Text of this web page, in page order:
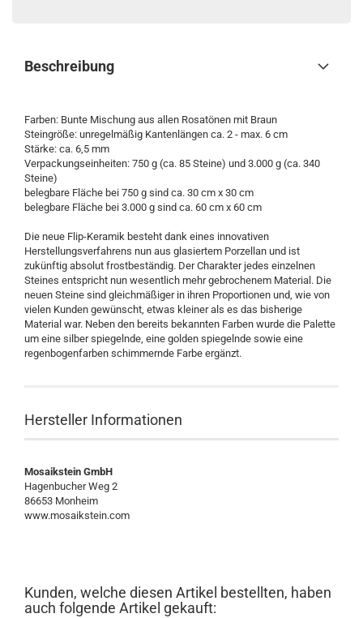
Beschreibung
Farben: Bunte Mischung aus allen Rosatönen mit Braun
Steingröße: unregelmäßig Kantenlängen ca. 2 - max. 6 cm
Stärke: ca. 6,5 mm
Verpackungseinheiten: 750 g (ca. 85 Steine) und 3.000 g (ca. 340
Steine)
belegbare Fläche bei 750 g sind ca. 30 cm x 30 cm
belegbare Fläche bei 3.000 g sind ca. 60 cm x 60 cm
Die neue Flip-Keramik besteht dank eines innovativen
Herstellungsverfahrens nun aus glasiertem Porzellan und ist
zukünftig absolut frostbeständig. Der Charakter jedes einzelnen
Steines entspricht nun wesentlich mehr gebrochenem Material. Die
neuen Steine sind gleichmäßiger in ihren Proportionen und, wie von
vielen Kunden gewünscht, etwas kleiner als es das bisherige
Material war. Neben den bereits bekannten Farben wurde die Palette
um eine silber spiegelnde, eine golden spiegelnde sowie eine
regenbogenfarben schimmernde Farbe ergänzt.
Hersteller Informationen
Mosaikstein GmbH
Hagenbucher Weg 2
86653 Monheim
www.mosaikstein.com
Kunden, welche diesen Artikel bestellten, haben
auch folgende Artikel gekauft: